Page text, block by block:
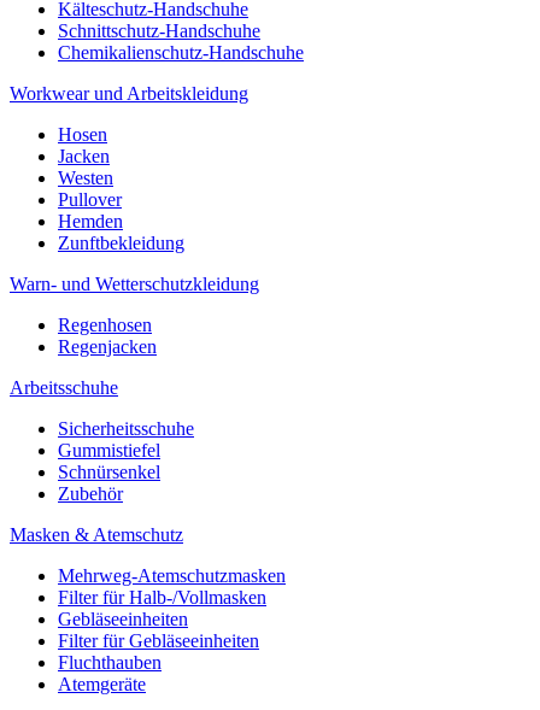
Kälteschutz-Handschuhe
Schnittschutz-Handschuhe
Chemikalienschutz-Handschuhe
Workwear und Arbeitskleidung
Hosen
Jacken
Westen
Pullover
Hemden
Zunftbekleidung
Warn- und Wetterschutzkleidung
Regenhosen
Regenjacken
Arbeitsschuhe
Sicherheitsschuhe
Gummistiefel
Schnürsenkel
Zubehör
Masken & Atemschutz
Mehrweg-Atemschutzmasken
Filter für Halb-/Vollmasken
Gebläseeinheiten
Filter für Gebläseeinheiten
Fluchthauben
Atemgeräte